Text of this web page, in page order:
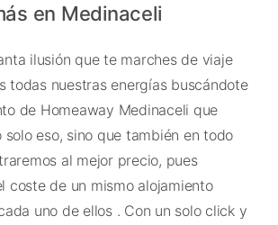
en Medinaceli
ilusión que te marches de viaje
todas nuestras energías buscándote
de Homeaway Medinaceli que
solo eso, sino que también en todo
al mejor precio, pues
coste de un mismo alojamiento
uno de ellos . Con un solo click y